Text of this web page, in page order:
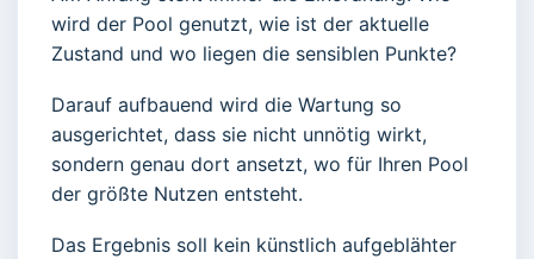
wird der Pool genutzt, wie ist der aktuelle
Zustand und wo liegen die sensiblen Punkte?
Darauf aufbauend wird die Wartung so
ausgerichtet, dass sie nicht unnötig wirkt,
sondern genau dort ansetzt, wo für Ihren Pool
der größte Nutzen entsteht.
Das Ergebnis soll kein künstlich aufgeblähter